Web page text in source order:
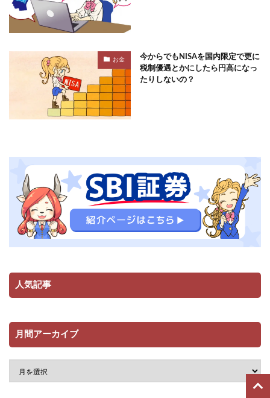
お金
今からでもNISAを国内限定で更に
税制優遇とかにしたら円高になっ
たりしないの？
人気記事
月間アーカイブ